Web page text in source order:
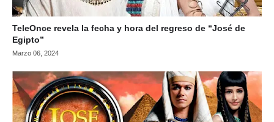
TeleOnce revela la fecha y hora del regreso de “José de
Egipto”
Marzo 06, 2024